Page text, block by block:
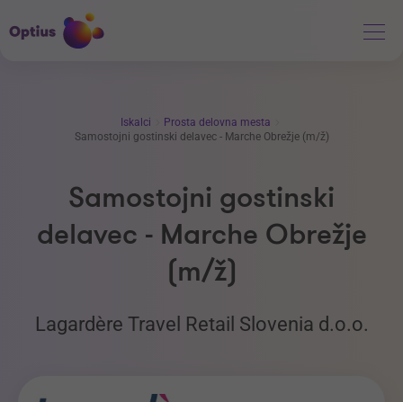
Iskalci
Prosta delovna mesta
Samostojni gostinski delavec - Marche Obrežje (m/ž)
Samostojni gostinski
delavec - Marche Obrežje
(m/ž)
Lagardère Travel Retail Slovenia d.o.o.